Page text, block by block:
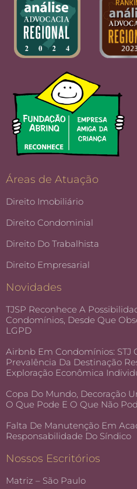
Áreas de Atuação
Direito Imobiliário
Direito Condominial
Direito Do Trabalhista
Direito Empresarial
Novidades
TJSP Reconhece A
Condomínios, Desde Que
LGPD
Airbnb Em Condomínios: STJ
Prevalência Da Destinação
Exploração Econômica
Copa Do Mundo, Decoração
O Que Pode E O Que Não
Falta De Manutenção Em
Responsabilidade Do Síndico
Nossos Escritórios
Matriz – São Paulo